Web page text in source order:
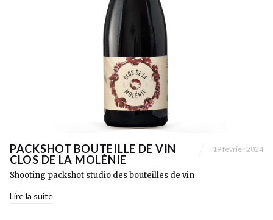
PACKSHOT BOUTEILLE DE VIN
CLOS DE LA MOLÉNIE
19 février 2024
Shooting packshot studio des bouteilles de vin
Lire la suite